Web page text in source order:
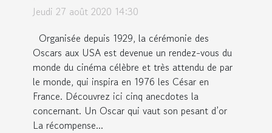
Jeudi 27 août 2020 14:30
Organisée depuis 1929, la cérémonie des
Oscars aux USA est devenue un rendez-vous du
monde du cinéma célèbre et très attendu de par
le monde, qui inspira en 1976 les César en
France. Découvrez ici cinq anecdotes la
concernant. Un Oscar qui vaut son pesant d’or
La récompense...